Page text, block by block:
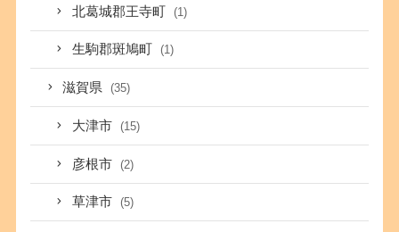
北葛城郡王寺町 (1)
生駒郡斑鳩町 (1)
滋賀県 (35)
大津市 (15)
彦根市 (2)
草津市 (5)